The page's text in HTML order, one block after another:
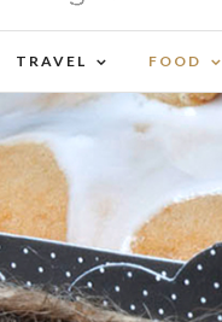
TRAVEL FOOD